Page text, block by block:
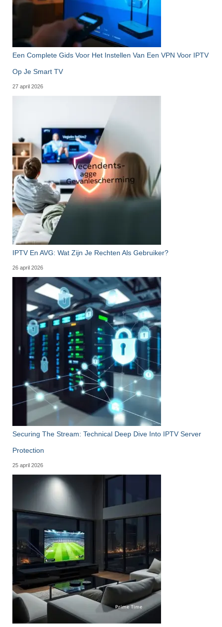
Een Complete Gids Voor Het Instellen Van Een VPN Voor IPTV
Op Je Smart TV
27 april 2026
IPTV En AVG: Wat Zijn Je Rechten Als Gebruiker?
26 april 2026
Securing The Stream: Technical Deep Dive Into IPTV Server
Protection
25 april 2026